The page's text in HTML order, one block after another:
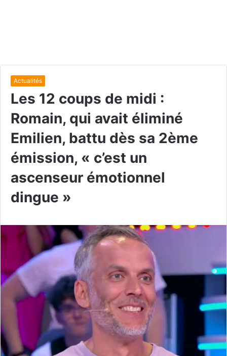
Actualités
Les 12 coups de midi :
Romain, qui avait éliminé
Emilien, battu dès sa 2ème
émission, « c’est un
ascenseur émotionnel
dingue »